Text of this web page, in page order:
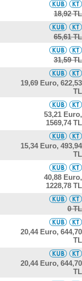
18,92 TL
65,61 TL
31,59 TL
19,69 Euro, 622,53
TL
53,21 Euro,
1569,74 TL
15,34 Euro, 493,94
TL
40,88 Euro,
1228,78 TL
0 TL
20,44 Euro, 644,70
TL
20,44 Euro, 644,70
TL